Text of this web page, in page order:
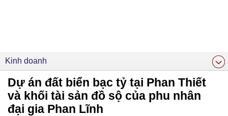
Kinh doanh
Dự án đất biển bạc tỷ tại Phan Thiết
và khối tài sản đồ sộ của phu nhân
đại gia Phan Lĩnh